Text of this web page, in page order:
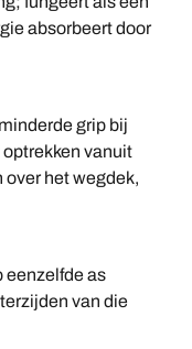
absorbeert door
grip bij
vanuit
het wegdek,
eenzelfde as
van die